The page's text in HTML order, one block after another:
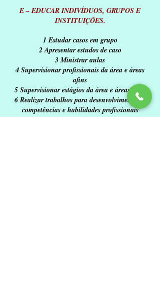
E – EDUCAR INDIVÍDUOS, GRUPOS E
INSTITUIÇÕES.
1 Estudar casos em grupo
2 Apresentar estudos de caso
3 Ministrar aulas
4 Supervisionar profissionais da área e áreas
afins
5 Supervisionar estágios da área e áreas afins
6 Realizar trabalhos para desenvolvimento de
competências e habilidades profissionais
7 Formar psicanalistas